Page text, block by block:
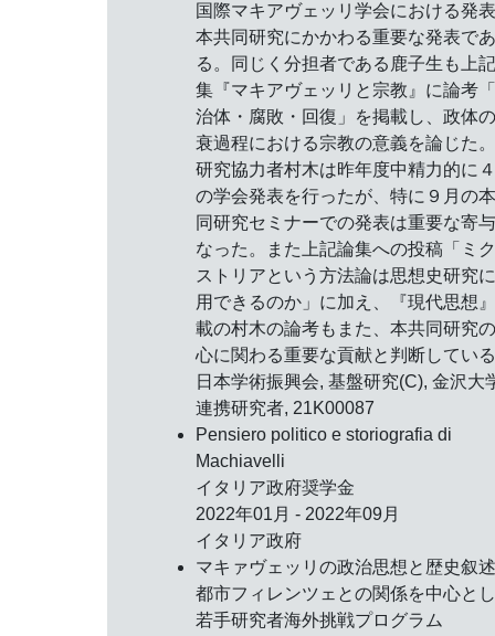
国際マキアヴェッリ学会における発
本共同研究にかかわる重要な発表であ
る。同じく分担者である鹿子生も上
集『マキアヴェッリと宗教』に論考
治体・腐敗・回復」を掲載し、政体
衰過程における宗教の意義を論じた。
研究協力者村木は昨年度中精力的に
の学会発表を行ったが、特に９月の
同研究セミナーでの発表は重要な寄
なった。また上記論集への投稿「ミ
ストリアという方法論は思想史研究
用できるのか」に加え、『現代思想
載の村木の論考もまた、本共同研究
心に関わる重要な貢献と判断してい
日本学術振興会, 基盤研究(C), 金沢大
連携研究者, 21K00087
Pensiero politico e storiografia di
Machiavelli
イタリア政府奨学金
2022年01月 - 2022年09月
イタリア政府
マキァヴェッリの政治思想と歴史叙
都市フィレンツェとの関係を中心と
若手研究者海外挑戦プログラム